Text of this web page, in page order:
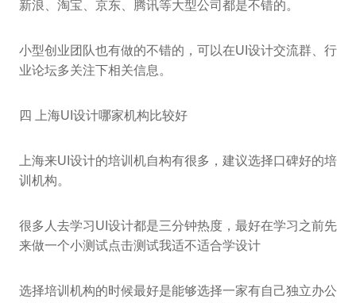
新浪、淘宝、京东、腾讯等大型公司都是不错的。
小型创业团队也有做的不错的，可以在UI设计交流群、行
业论坛多关注下相关信息。
四 上海UI设计哪家机构比较好
上海来UI设计的培训机自构有很多，建议选择口碑好的培
训机构。
很多人去学习UI设计都是三分钟热度，最好在学习之前先
来做一个小测试点击测试我适不适合学设计
选择培训机构的时候最好是能够选择一家有自己独立办公